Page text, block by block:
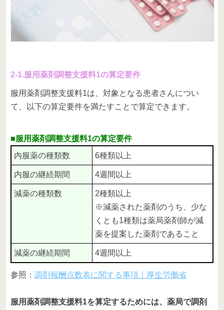
2-1.服用薬剤調整支援料1の算定要件
服用薬剤調整支援料1は、対象となる患者さんについ
て、以下の算定要件を満たすことで算定できます。
■服用薬剤調整支援料1の算定要件
内服薬の種類数
6種類以上
内服の継続期間 4週間以上
減薬の種類数
2種類以上
※減薬された薬剤のうち、少な
くとも1種類は薬局薬剤師が減
薬を提案した薬剤であること
減薬の継続期間 4週間以上
参照： 調剤報酬点数表に関する事項｜厚生労働省
服用薬剤調整支援料1を算定するためには、薬局で調剤